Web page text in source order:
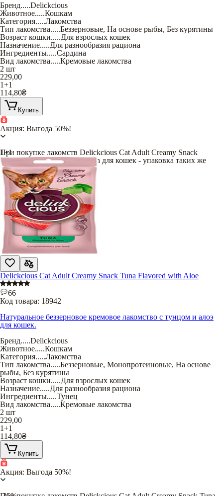
Бренд.....Delickcious
Животное.....Кошкам
Категория.....Лакомства
Тип лакомства.....Беззерновые, На основе рыбы, Без курятины
Возраст кошки.....Для взрослых кошек
Назначение.....Для разнообразия рациона
Ингредиенты.....Сардина
Вид лакомства.....Кремовые лакомства
2 шт
229,00
1+1
114,80₴
Купить
Акция: Выгода 50%!
При покупке лакомств Delickcious Cat Adult Creamy Snack
Sardine Flavored with Pumpkin для кошек - упаковка таких же
лакомствв подарок!
1+1
Delickcious Cat Adult Creamy Snack Tuna Flavored with Aloe
66
Код товара: 18942
Натуральное беззерновое кремовое лакомство с тунцом и алоэ
для кошек.
Бренд.....Delickcious
Животное.....Кошкам
Категория.....Лакомства
Тип лакомства.....Беззерновые, Монопротеиновые, На основе
рыбы, Без курятины
Возраст кошки.....Для взрослых кошек
Назначение.....Для разнообразия рациона
Ингредиенты.....Тунец
Вид лакомства.....Кремовые лакомства
2 шт
229,00
1+1
114,80₴
Купить
Акция: Выгода 50%!